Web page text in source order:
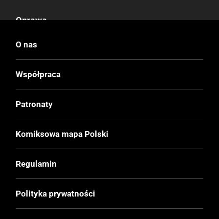
Oprawa
216x285 mm
Liczba Stron
Cena Okładkowa
34,99 zł
EAN
9788328153325
O nas
Współpraca
Patronaty
Komiksowa mapa Polski
Regulamin
Polityka prywatności